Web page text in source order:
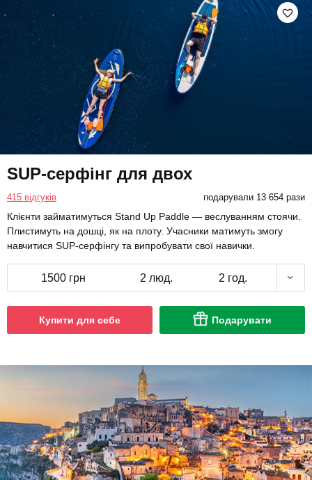
SUP-серфінг для двох
415 відгуків подарували 13 654 рази
Клієнти займатимуться Stand Up Paddle — веслуванням стоячи.
Плистимуть на дошці, як на плоту. Учасники матимуть змогу
навчитися SUP-серфінгу та випробувати свої навички.
1500 грн 2 люд. 2 год.
Купити для себе Подарувати